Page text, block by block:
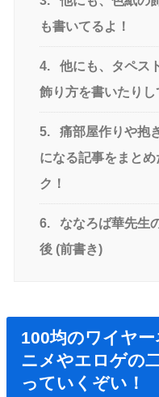
も書いてるよ！
4.
他にも、タペス
飾り方を書いたりし
5.
痛部屋作りや抱
になる記事をまと
ク！
6.
ななろば華先生
後 (前書き)
100均のワイヤ
ニメやエロゲの
っていくぞい！